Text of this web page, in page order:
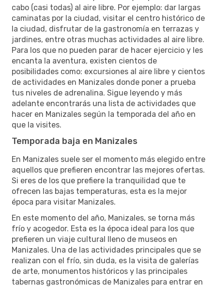
cabo (casi todas) al aire libre. Por ejemplo: dar largas
caminatas por la ciudad, visitar el centro histórico de
la ciudad, disfrutar de la gastronomía en terrazas y
jardines, entre otras muchas actividades al aire libre.
Para los que no pueden parar de hacer ejercicio y les
encanta la aventura, existen cientos de
posibilidades como: excursiones al aire libre y cientos
de actividades en Manizales donde poner a prueba
tus niveles de adrenalina. Sigue leyendo y más
adelante encontrarás una lista de actividades que
hacer en Manizales según la temporada del año en
que la visites.
Temporada baja en Manizales
En Manizales suele ser el momento más elegido entre
aquellos que prefieren encontrar las mejores ofertas.
Si eres de los que prefiere la tranquilidad que te
ofrecen las bajas temperaturas, esta es la mejor
época para visitar Manizales.
En este momento del año, Manizales, se torna más
frío y acogedor. Esta es la época ideal para los que
prefieren un viaje cultural lleno de museos en
Manizales. Una de las actividades principales que se
realizan con el frío, sin duda, es la visita de galerías
de arte, monumentos históricos y las principales
tabernas gastronómicas de Manizales para entrar en